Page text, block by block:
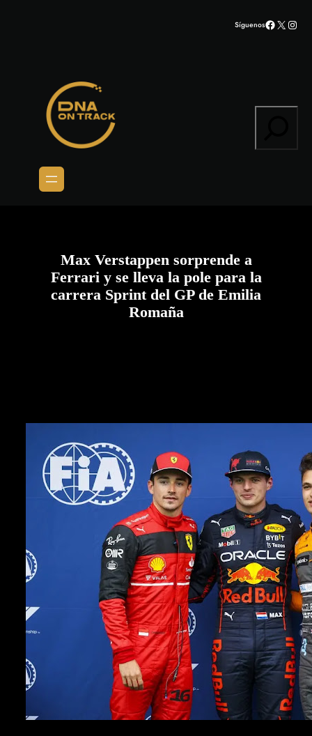
SíguenosFacebook
X
Max Verstappen sorprende a
Ferrari y se lleva la pole para la
carrera Sprint del GP de Emilia
Romaña